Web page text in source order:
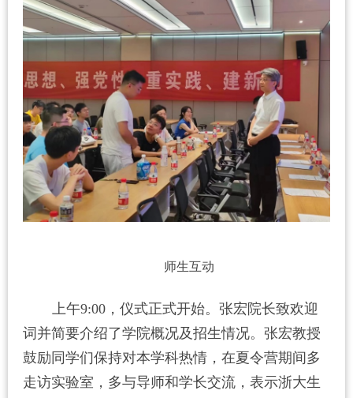
师生互动
上午9:00 ，仪式正式开始。张宏院长致欢迎
词并简要介绍了学院概况及招生情况。张宏教授
鼓励同学们保持对本学科热情，在夏令营期间多
走访实验室，多与导师和学长交流，表示浙大生